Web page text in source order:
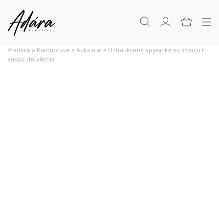
Pradinis » Parduotuve » Auksiniai » Užtraukiama apyrankė su kvarcu ir
aukso detalėmis